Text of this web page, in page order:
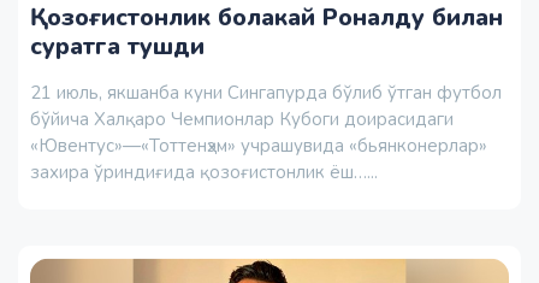
Қозоғистонлик болакай Роналду билан
суратга тушди
21 июль, якшанба куни Сингапурда бўлиб ўтган футбол
бўйича Халқаро Чемпионлар Кубоги доирасидаги
«Ювентус»—«Тоттенҳэм» учрашувида «бьянконерлар»
захира ўриндиғида қозоғистонлик ёш…...